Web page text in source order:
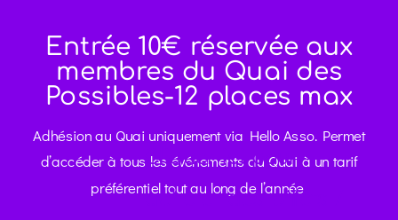
Entrée 10€ réservée aux
membres du Quai des
Possibles-12 places max
Adhésion au Quai uniquement via Hello Asso. Permet
d’accéder à tous les événements du Quai à un tarif
préférentiel tout au long de l’année
Cliquer ici pour
acheter des billets /